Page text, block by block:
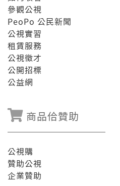
參觀公視
PeoPo 公民新聞
公視實習
租賃服務
公視徵才
公開招標
公益網
商品佮贊助
公視購
贊助公視
企業贊助